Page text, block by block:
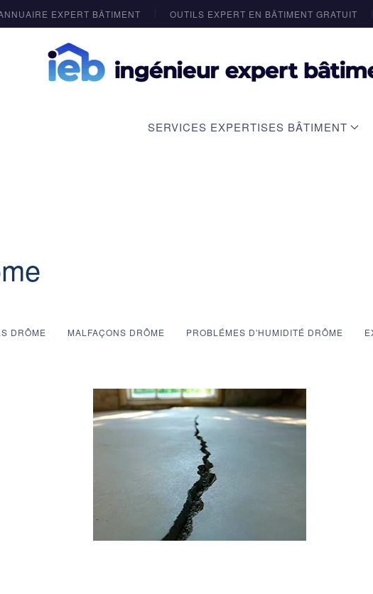
EXPERT BÂTIMENT OUTILS EXPERT EN BÂTIMENT GRATUIT
SERVICES EXPERTISES BÂTIMENT
DRÔME MALFAÇONS DRÔME PROBLÉMES D'HUMIDITÉ DRÔME